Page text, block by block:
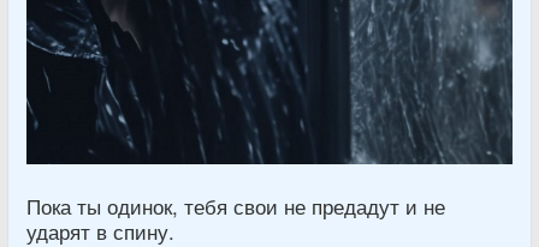
Пока ты одинок, тебя свои не предадут и не
ударят в спину.